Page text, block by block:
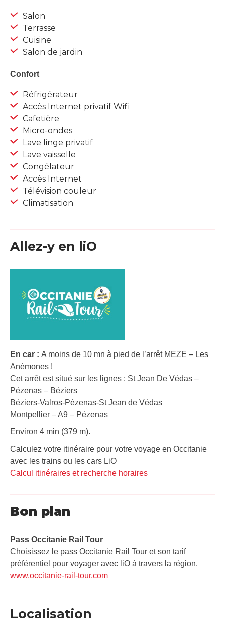
Salon
Terrasse
Cuisine
Salon de jardin
Confort
Réfrigérateur
Accès Internet privatif Wifi
Cafetière
Micro-ondes
Lave linge privatif
Lave vaisselle
Congélateur
Accès Internet
Télévision couleur
Climatisation
Allez-y en liO
En car : A moins de 10 mn à pied de l’arrêt MEZE – Les
Anémones !
Cet arrêt est situé sur les lignes : St Jean De Védas –
Pézenas – Béziers
Béziers-Valros-Pézenas-St Jean de Védas
Montpellier – A9 – Pézenas
Environ 4 min (379 m).
Calculez votre itinéraire pour votre voyage en Occitanie
avec les trains ou les cars LiO
Calcul itinéraires et recherche horaires
Bon plan
Pass Occitanie Rail Tour​
Choisissez le pass Occitanie Rail Tour et son tarif
préférentiel pour voyager avec liO à travers la région.
www.occitanie-rail-tour.com
Localisation